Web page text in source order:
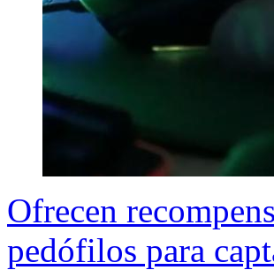
Ofrecen
pedófilos para